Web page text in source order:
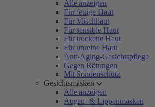
Alle anzeigen
Für fettige Haut
Für Mischhaut
Für sensible Haut
Für trockene Haut
Für unreine Haut
Anti-Aging-Gesichtspflege
Gegen Rötungen
Mit Sonnenschutz
Gesichtsmasken
Alle anzeigen
Augen- & Lippenmasken